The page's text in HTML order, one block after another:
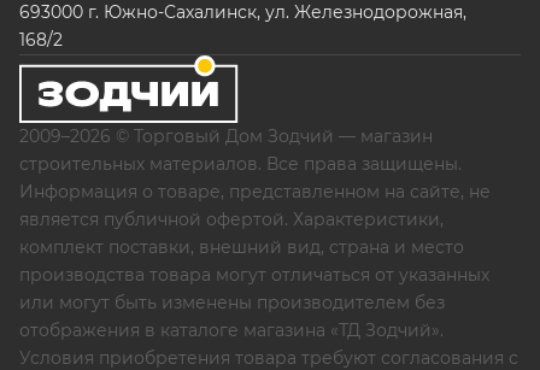
693000 г. Южно-Сахалинск, ул. Железнодорожная,
168/2
2009–2026 © Торговый Дом Зодчий — магазин
строительных материалов. Все права защищены.
Информация о товаре, представленном на сайте, не
является публичной офертой. Характеристики,
комплект поставки, внешний вид, страна и место
производства товара могут отличаться от указанных
или могут быть изменены производителем без
отображения в каталоге магазина «ТД Зодчий».
Условия приобретения товара требуют согласования с